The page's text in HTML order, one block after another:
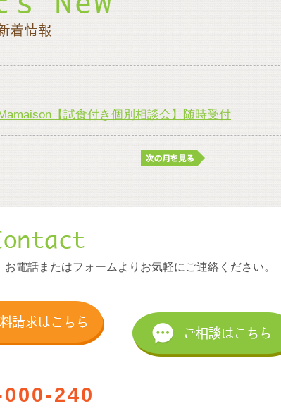
【試食付き個別相談会】随時受付
電話またはフォームよりお気軽にご連絡ください。
240